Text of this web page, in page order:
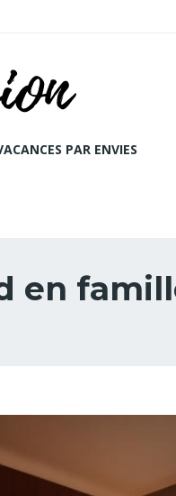
PAR ENVIES
en